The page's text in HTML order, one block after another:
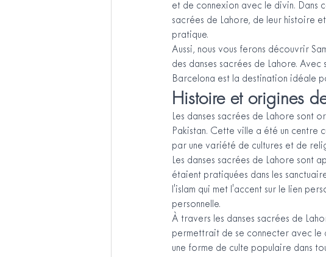
et de connexion avec le divin. Dans
sacrées de Lahore, de leur histoire
pratique.
Aussi, nous vous ferons découvrir
des danses sacrées de Lahore.
Barcelona est la destination idéale
Histoire et origines
Les danses sacrées de Lahore sont
Pakistan. Cette ville a été un centre
par une variété de cultures et de
Les danses sacrées de Lahore sont
étaient pratiquées dans les
l'islam qui met l'accent sur le lien
personnelle.
À travers les danses sacrées de
permettrait de se connecter avec le
une forme de culte populaire dans